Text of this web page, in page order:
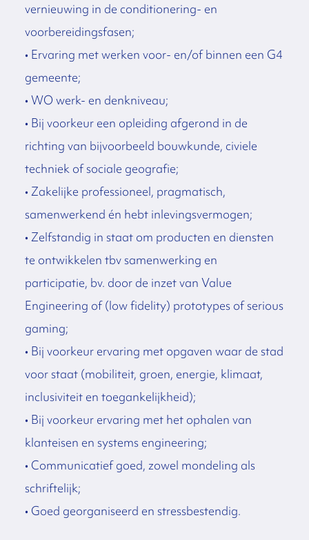
vernieuwing in de conditionering- en
voorbereidingsfasen;
• Ervaring met werken voor- en/of binnen een G4
gemeente;
• WO werk- en denkniveau;
• Bij voorkeur een opleiding afgerond in de
richting van bijvoorbeeld bouwkunde, civiele
techniek of sociale geografie;
• Zakelijke professioneel, pragmatisch,
samenwerkend én hebt inlevingsvermogen;
• Zelfstandig in staat om producten en diensten
te ontwikkelen tbv samenwerking en
participatie, bv. door de inzet van Value
Engineering of (low fidelity) prototypes of serious
gaming;
• Bij voorkeur ervaring met opgaven waar de stad
voor staat (mobiliteit, groen, energie, klimaat,
inclusiviteit en toegankelijkheid);
• Bij voorkeur ervaring met het ophalen van
klanteisen en systems engineering;
• Communicatief goed, zowel mondeling als
schriftelijk;
• Goed georganiseerd en stressbestendig.